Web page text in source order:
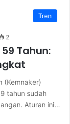
Tren
2
Tahun:
(Kemnaker)
tahun sudah
Aturan ini…